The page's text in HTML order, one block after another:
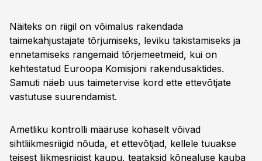
Näiteks on riigil on võimalus rakendada
taimekahjustajate tõrjumiseks, leviku takistamiseks ja
ennetamiseks rangemaid tõrjemeetmeid, kui on
kehtestatud Euroopa Komisjoni rakendusaktides.
Samuti näeb uus taimetervise kord ette ettevõtjate
vastutuse suurendamist.
Ametliku kontrolli määruse kohaselt võivad
sihtliikmesriigid nõuda, et ettevõtjad, kellele tuuakse
teisest liikmesriigist kaupu, teataksid kõnealuse kauba